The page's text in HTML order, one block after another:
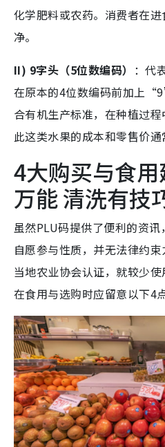
化学肥料或农药。消费者在
净。
II) 9字头（5位数编码） ：代
在原本的4位数编码前加上
合有机生产标准，在种植过
此这类水果的成本和零售价通
4大购买与食
万能 清洗有技
虽然PLU码提供了便利的资
自愿参与性质，并无法律约
当地农业协会认证，就较少
在食用与选购时应留意以下4点